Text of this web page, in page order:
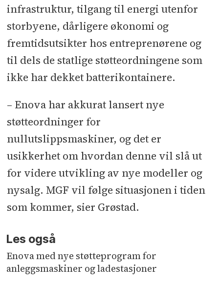
infrastruktur, tilgang til energi utenfor
storbyene, dårligere økonomi og
fremtidsutsikter hos entreprenørene og
til dels de statlige støtteordningene som
ikke har dekket batterikontainere.
– Enova har akkurat lansert nye
støtteordninger for
nullutslippsmaskiner, og det er
usikkerhet om hvordan denne vil slå ut
for videre utvikling av nye modeller og
nysalg. MGF vil følge situasjonen i tiden
som kommer, sier Grøstad.
Les også
Enova med nye støtteprogram for
anleggsmaskiner og ladestasjoner